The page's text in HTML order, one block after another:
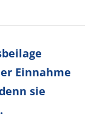
Einnahme
sie